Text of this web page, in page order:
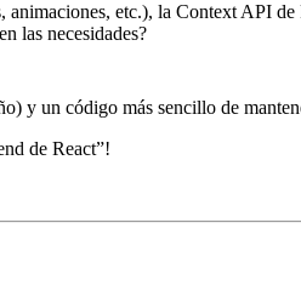
etc.), la Context API de
las necesidades?
y un código más sencillo de
de React”!